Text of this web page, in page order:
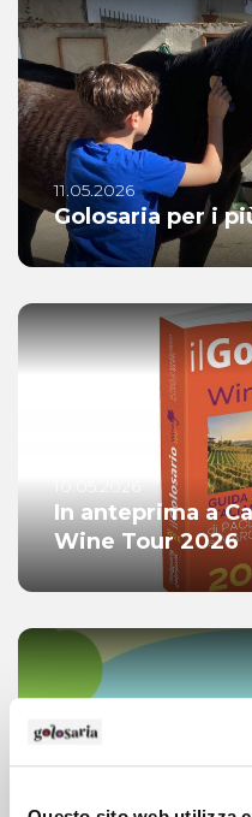
11.05.2026
Golosaria per i
In anteprima a
Wine Tour 2026